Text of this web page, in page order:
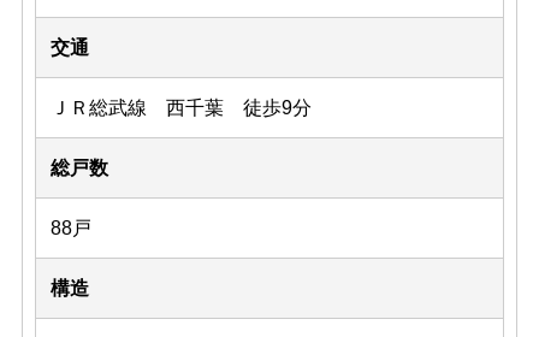
交通
ＪＲ総武線 西千葉 徒歩9分
総戸数
88戸
構造